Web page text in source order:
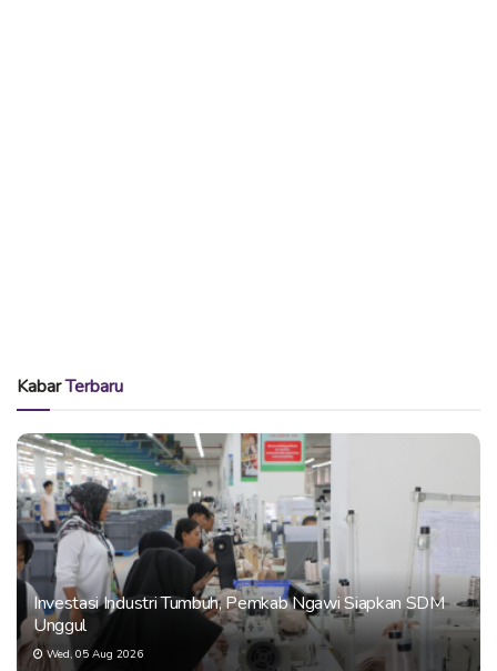
KabarTerbaru
Investasi Industri Tumbuh, Pemkab Ngawi Siapkan SDM
Unggul
Wed, 05 Aug 2026